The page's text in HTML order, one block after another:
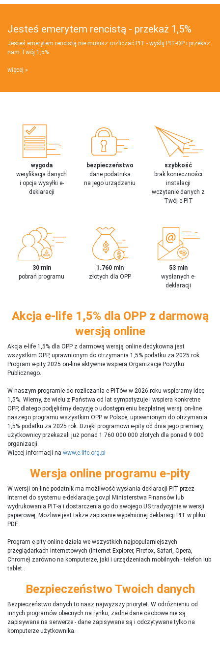
Jesteś emerytem rencistą - przekaż 1,5%
Jesteś emerytem rencistą nie musisz rozliczać PIT - wyślij PIT‑OP i przekaż
nam Twój 1,5%
więcej
wygoda
weryfikacja danych
i opcja wysyłki e-
deklaracji
bezpieczeństwo
dane podatnika
na jego urządzeniu
szybkość
brak konieczności
instalacji
wczytanie danych z
Twój e-PIT
30 mln
pobrań programu
1.760 mln
złotych dla OPP
53 mln
wysłanych e-
deklaracji
Akcja e-life 1,5% dla OPP z darmową
wersją online
Akcja e-life 1,5% dla OPP z darmową wersją online dedykowna jest
wszystkim OPP, uprawnionym do otrzymania 1,5% podatku za 2025 rok.
Program e-pity 2025 on-line aktywnie wspiera Organizacje Pożytku
Publicznego.
W naszym programie do rozliczania e-PITów w 2026 roku wspieramy ideę
1,5%. Wiemy, że wielu z Państwa od lat sympatyzuje i wspiera konkretne
OPP, dlatego podjęliśmy decyzję o udostępnieniu bezpłatnej wersji on-line
naszego programu wszystkim OPP w Polsce, uprawnionym do otrzymania
1,5% podatku za 2025 rok. Dzięki programowi e-pity od dnia jego premiery,
użytkownicy przekazali już ponad 1 760 000 000 złotych dla ponad 9 000
organizacji.
Więcej informacji na www.e-life.org.pl
Wersja online programu e-pity
W wersji on-line podatnik ma możliwość wysłania deklaracji PIT przez
Internet do systemu e-deklaracje.gov.pl Ministerstwa Finansów lub
wydrukowania PIT-a i dostarczenia go do swojego US tradycyjnie w wersji
papierowej. Możliwe jest także zapisanie wypełnionej deklaracji PIT w pliku
PDF.
Program e-pity online działa we wszystkich najpopularniejszych
przeglądarkach internetowych (Internet Explorer, Firefox, Safari, Opera,
Chrome) zarówno na komputerze, jaki i urządzeniach mobilnych - telefon lub
tablet..
Bezpieczeństwo Twoich danych
Bezpieczeństwo danych to nasz najwyższy priorytet. W odróżnieniu od
innych programów obecnych na rynku, żadne dane osobowe nie są
zapisywane na serwerze - dane zapisywane są i odczytywane tylko na
komputerze użytkownika.